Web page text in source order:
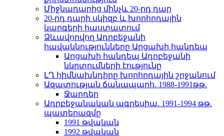
Միջնադարից մինչև 20-րդ դար
20-րդ դարի սկիզբ և խորհրդային
կարգերի հաստատում
Ձևավորվող Ադրբեջանի
հավակնությունները Արցախի հանդեպ
Արցախի հանդեպ Ադրբեջանի
նկրտումների էությունը
ԼՂ հիմնախնդիրը խորհրդային շրջանում
Ազատության ճանապարհ. 1988-1991թթ.
Ջարդեր
Ադրբեջանական ագրեսիա. 1991-1994 թթ.
պատերազմը
1991 թվական
1992 թվական